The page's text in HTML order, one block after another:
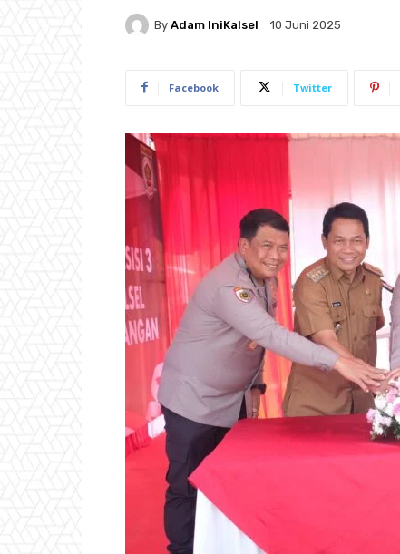
By Adam IniKalsel 10 Juni 2025
Facebook Twitter